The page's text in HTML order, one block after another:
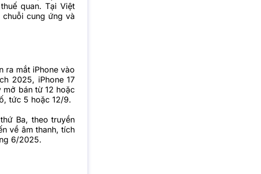
quan. Tại Việt
cung ứng và
ra mắt iPhone vào
2025, iPhone 17
bán từ 12 hoặc
tức 5 hoặc 12/9.
Ba, theo truyền
về âm thanh, tích
6/2025.